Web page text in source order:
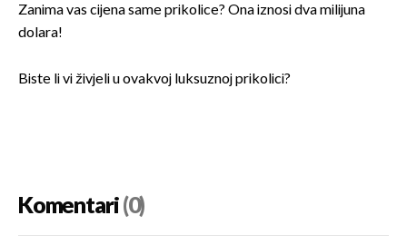
Zanima vas cijena same prikolice? Ona iznosi dva milijuna
dolara!
Biste li vi živjeli u ovakvoj luksuznoj prikolici?
Komentari(0)